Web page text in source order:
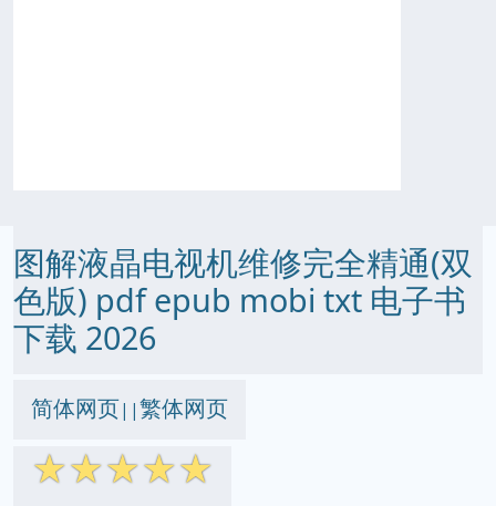
图解液晶电视机维修完全精通(双
色版) pdf epub mobi txt 电子书
下载 2026
简体网页||繁体网页
☆☆☆☆☆